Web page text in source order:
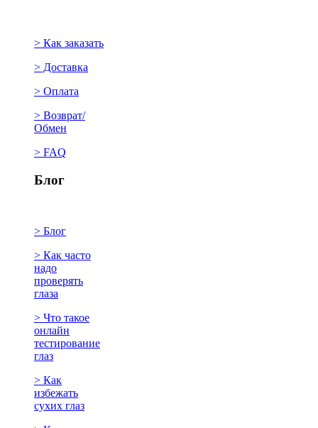
> Как заказать
> Доставка
> Оплата
> Возврат/
Обмен
> FAQ
Блог
> Блог
> Как часто
надо
проверять
глаза
> Что такое
онлайн
тестирование
глаз
> Как
избежать
сухих глаз